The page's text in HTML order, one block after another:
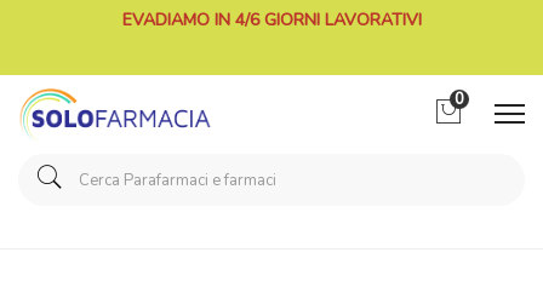
EVADIAMO IN 4/6 GIORNI LAVORATIVI
0